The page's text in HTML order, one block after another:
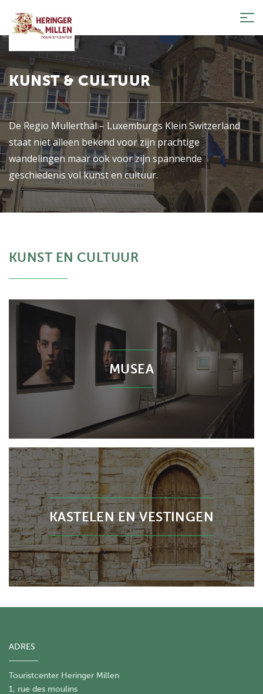
KUNST & CULTUUR
De Regio Mullerthal – Luxemburgs Klein Switzerland
staat niet alleen bekend voor zijn prachtige
wandelingen maar ook voor zijn spannende
geschiedenis vol kunst en cultuur.
KUNST EN CULTUUR
MUSEA
KASTELEN EN VESTINGEN
ADRES
Touristcenter Heringer Millen
1, rue des moulins